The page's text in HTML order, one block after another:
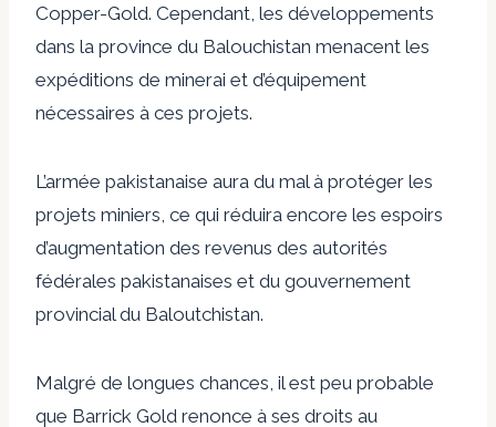
Copper-Gold. Cependant, les développements
dans la province du Balouchistan menacent les
expéditions de minerai et d’équipement
nécessaires à ces projets.
L’armée pakistanaise aura du mal à protéger les
projets miniers, ce qui réduira encore les espoirs
d’augmentation des revenus des autorités
fédérales pakistanaises et du gouvernement
provincial du Baloutchistan.
Malgré de longues chances, il est peu probable
que Barrick Gold renonce à ses droits au